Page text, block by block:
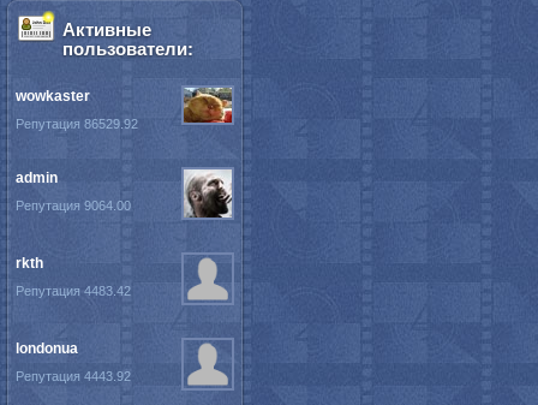
Активные
пользователи:
wowkaster
Репутация 86529.92
admin
Репутация 9064.00
rkth
Репутация 4483.42
londonua
Репутация 4443.92